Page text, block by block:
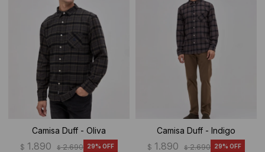
Camisa Duff - Oliva
$ 1.890 $ 2.690 29
Camisa Duff - Indigo
$ 1.890 $ 2.690 29